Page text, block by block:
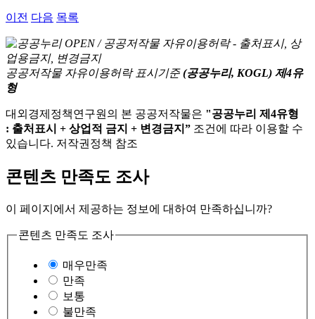
이전 다음 목록
공공저작물 자유이용허락 표시기준 (공공누리, KOGL) 제4유
형
대외경제정책연구원의 본 공공저작물은 "공공누리 제4유형
: 출처표시 + 상업적 금지 + 변경금지” 조건에 따라 이용할 수
있습니다. 저작권정책 참조
콘텐츠 만족도 조사
이 페이지에서 제공하는 정보에 대하여 만족하십니까?
콘텐츠 만족도 조사
매우만족
만족
보통
불만족